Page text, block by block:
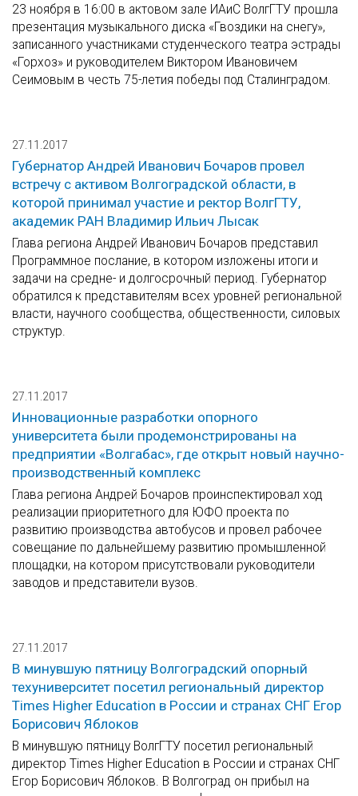
23 ноября в 16:00 в актовом зале ИАиС ВолгГТУ прошла
презентация музыкального диска «Гвоздики на снегу»,
записанного участниками студенческого театра эстрады
«Горхоз» и руководителем Виктором Ивановичем
Сеимовым в честь 75-летия победы под Сталинградом.
27.11.2017
Губернатор Андрей Иванович Бочаров провел
встречу с активом Волгоградской области, в
которой принимал участие и ректор ВолгГТУ,
академик РАН Владимир Ильич Лысак
Глава региона Андрей Иванович Бочаров представил
Программное послание, в котором изложены итоги и
задачи на средне- и долгосрочный период. Губернатор
обратился к представителям всех уровней региональной
власти, научного сообщества, общественности, силовых
структур.
27.11.2017
Инновационные разработки опорного
университета были продемонстрированы на
предприятии «Волгабас», где открыт новый научно-
производственный комплекс
Глава региона Андрей Бочаров проинспектировал ход
реализации приоритетного для ЮФО проекта по
развитию производства автобусов и провел рабочее
совещание по дальнейшему развитию промышленной
площадки, на котором присутствовали руководители
заводов и представители вузов.
27.11.2017
В минувшую пятницу Волгоградский опорный
техуниверситет посетил региональный директор
Times Higher Education в России и странах СНГ Егор
Борисович Яблоков
В минувшую пятницу ВолгГТУ посетил региональный
директор Times Higher Education в России и странах СНГ
Егор Борисович Яблоков. В Волгоград он прибыл на